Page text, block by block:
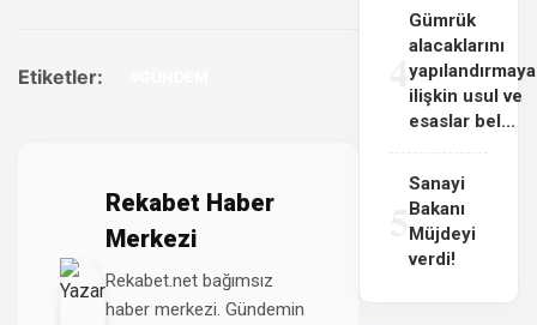
Etiketler:
Rekabet Haber
Merkezi
Rekabet.net bağımsız
haber merkezi. Gündemin
4
Gümrük
alacaklarını
yapılandırmaya
ilişkin usul ve
esaslar bel...
Sanayi
Bakanı
Müjdeyi
verdi!